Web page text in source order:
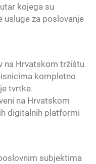
kojega su
usluge za poslovanje
na Hrvatskom tržištu
kompletno
tvrtke.
na Hrvatskom
digitalnih platformi
subjektima